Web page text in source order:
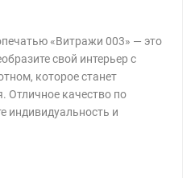
«Витражи 003» — это
свой интерьер с
которое станет
Отличное качество по
индивидуальность и